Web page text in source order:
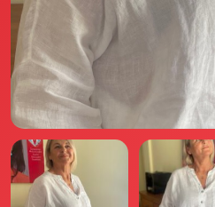
Impegno Sociale
Le nostre sedi
Facebook
YouTube
Instagram
TikTok